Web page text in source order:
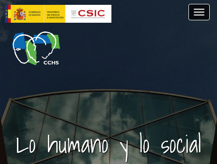
Pasar
al
contenido
principal
Lo humano y lo social